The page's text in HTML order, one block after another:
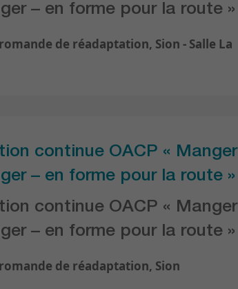
– en forme pour la route »
de réadaptation, Sion - Salle La
continue OACP « Manger
– en forme pour la route »
continue OACP « Manger
– en forme pour la route »
de réadaptation, Sion